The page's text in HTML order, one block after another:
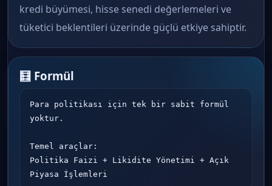
kredi büyümesi, hisse senedi değerlemeleri ve
tüketici beklentileri üzerinde güçlü etkiye sahiptir.
🧮 Formül
Para politikası için tek bir sabit formül
yoktur.
Temel araçlar:
Politika Faizi + Likidite Yönetimi + Açık
Piyasa İşlemleri